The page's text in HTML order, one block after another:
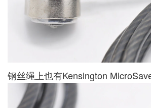
钢丝绳上也有Kensington